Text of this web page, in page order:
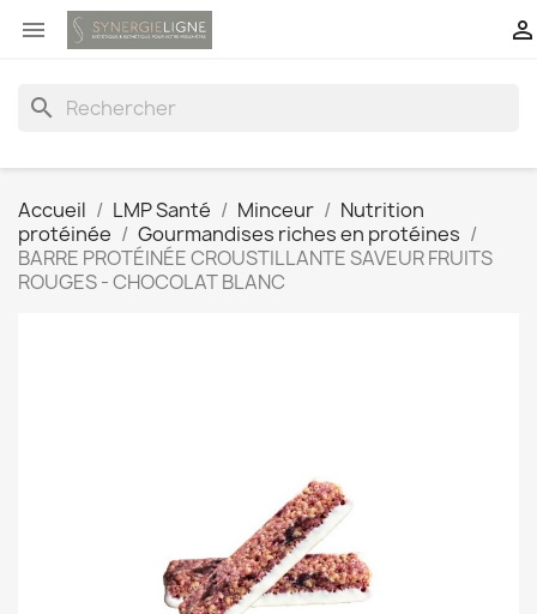
 
search
Accueil LMP Santé Minceur
Nutrition
protéinée
Gourmandises riches en protéines
BARRE PROTÉINÉE CROUSTILLANTE SAVEUR FRUITS
ROUGES - CHOCOLAT BLANC